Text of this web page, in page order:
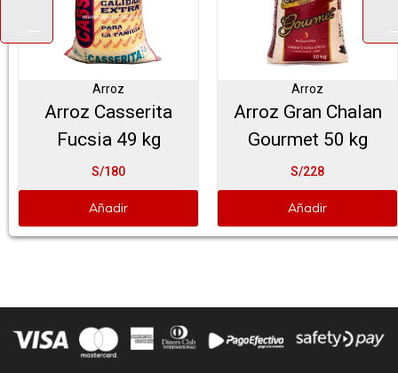
Arroz
Arroz Casserita
Fucsia 49 kg
S/180
Añadir
Arroz
Arroz Gran Chalan
Gourmet 50 kg
S/228
Añadir